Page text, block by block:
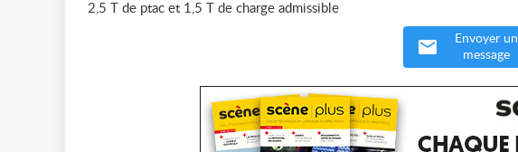
2,5 T de ptac et 1,5 T de charge admissible
Envoyer un
message